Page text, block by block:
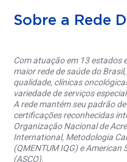
Sobre a Rede
Com atuação em 13 estados
maior rede de saúde do
qualidade, clínicas
variedade de serviços
A rede mantém seu padrão
certificações reconhecidas
Organização Nacional de
International, Metodologia
(QMENTUM IQG) e American
(ASCO).